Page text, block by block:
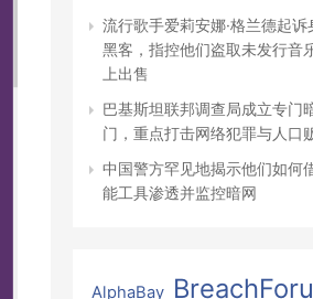
流行歌手爱莉安娜·格兰德起诉
黑客，指控他们盗取未发行音
上出售
巴基斯坦联邦调查局成立专门
门，重点打击网络犯罪与人口
中国警方罕见地揭示他们如何
能工具渗透并监控暗网
AlphaBay